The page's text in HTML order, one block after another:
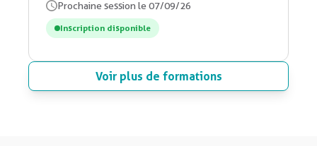
Prochaine session le 07/09/26
Inscription disponible
Voir plus de formations